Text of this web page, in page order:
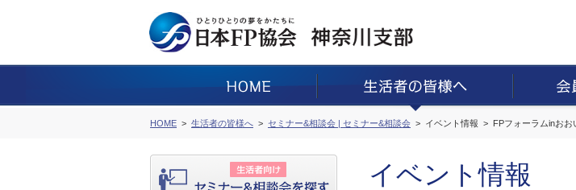
HOME 生活者の皆様へ セミナー&相談会 | セミナー&相談会 イベント情報 FPフォーラムinおお
イベント情報